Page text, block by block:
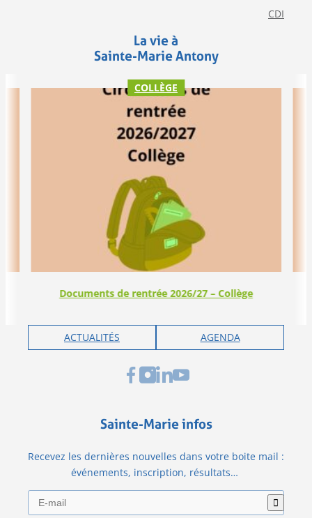
CDI
La vie à
Sainte-Marie Antony
Documents de rentrée 2026/27 – Collège
COLLÈGE
ACTUALITÉS AGENDA
Sainte-Marie infos
Recevez les dernières nouvelles dans votre boite mail :
événements, inscription, résultats…
